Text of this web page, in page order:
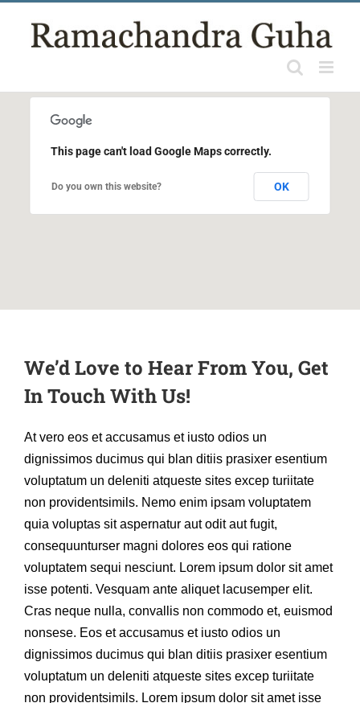
This page can't load Google Maps correctly.
Do you own this website? OK
We’d Love to Hear From You, Get
In Touch With Us!
At vero eos et accusamus et iusto odios un
dignissimos ducimus qui blan ditiis prasixer esentium
voluptatum un deleniti atqueste sites excep turiitate
non providentsimils. Nemo enim ipsam voluptatem
quia voluptas sit aspernatur aut odit aut fugit,
consequunturser magni dolores eos qui ratione
voluptatem sequi nesciunt. Lorem ipsum dolor sit amet
isse potenti. Vesquam ante aliquet lacusemper elit.
Cras neque nulla, convallis non commodo et, euismod
nonsese. Eos et accusamus et iusto odios un
dignissimos ducimus qui blan ditiis prasixer esentium
voluptatum un deleniti atqueste sites excep turiitate
non providentsimils. Lorem ipsum dolor sit amet isse